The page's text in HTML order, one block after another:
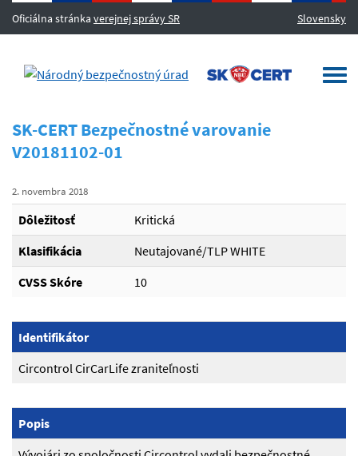
Oficiálna stránka verejnej správy SR Slovensky
MENU
SK-CERT Bezpečnostné varovanie
V20181102-01
2. novembra 2018
Dôležitosť
Kritická
Klasifikácia
Neutajované/TLP WHITE
CVSS Skóre
10
Identifikátor
Circontrol CirCarLife zraniteľnosti
Popis